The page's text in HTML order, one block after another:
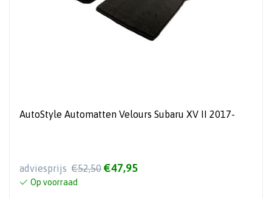
AutoStyle Automatten Velours Subaru XV II 2017-
adviesprijs €52,50 €47,95
Op voorraad